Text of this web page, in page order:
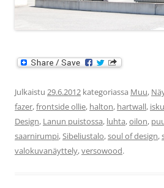
Julkaistu 29.6.2012 kategoriassa Muu,
fazer,frontside ollie, halton, hartwall, isku
Design, Lanun puistossa, luhta,oilon,
saarnirumpi, Sibeliustalo,soul of design,
valokuvanäyttely,versowood.